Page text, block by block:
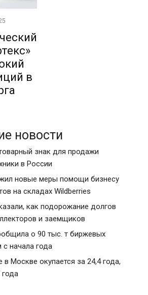
в
новости
знак для продажи
в России
новые меры помощи бизнесу
на складах Wildberries
как подорожание долгов
и заемщиков
о 90 тыс. т биржевых
с начала года
в Москве окупается за 24,4 года,